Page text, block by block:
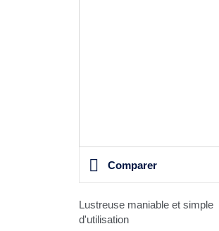
Comparer
Lustreuse maniable et simple
d'utilisation